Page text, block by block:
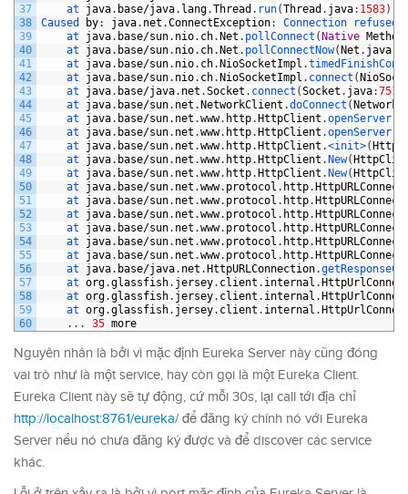
37
38
39
40
41
42
43
44
45
46
47
48
49
50
51
52
53
54
55
56
57
58
59
60
at java. base/java. lang.Thread . run(Thread . java: 1583)
Caused
by: java. net .ConnectException: Connection
refused
at java. base/sun. nio. ch.Net . pollConnect (Native Method
at java. base/sun. nio. ch.Net . pollConnectNow(Net . java
at java. base/sun. nio. ch.NioSocketImpl .
at java. base/sun. nio. ch.NioSocketImpl . connect (
at java. base/java. net .Socket . connect (Socket . java:751
at java. base/sun. net .NetworkClient .doConnect (
at java. base/sun. net .www. http.HttpClient .openServer
at java. base/sun. net .www. http.HttpClient .openServer
at java. base/sun. net .www. http.HttpClient .<init>(
at java. base/sun. net .www. http.HttpClient .New(
at java. base/sun. net .www. http.HttpClient .New(
at java. base/sun. net .www. protocol . http.
at java. base/sun. net .www. protocol . http.
at java. base/sun. net .www. protocol . http.
at java. base/sun. net .www. protocol . http.
at java. base/sun. net .www. protocol . http.
at java. base/sun. net .www. protocol . http.
at java. base/java. net .HttpURLConnection.
at org.glassfish. jersey. client . internal .
at org.glassfish. jersey. client . internal .
at org.glassfish. jersey. client . internal .
. . . 35 more
Nguyên nhân là bởi vì mặc định Eureka Server này cũng đóng
vai trò như là một service, hay còn gọi là một Eureka Client.
Eureka Client này sẽ tự động, cứ mỗi 30s, lại call tới địa chỉ
http://localhost:8761/eureka/để đăng ký chính nó với Eureka
Server nếu nó chưa đăng ký được và để discover các service
khác.